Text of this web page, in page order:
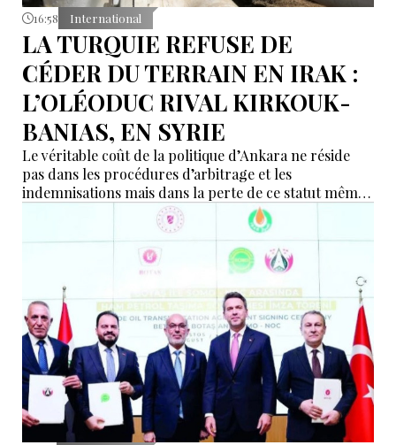
16:58 International
LA TURQUIE REFUSE DE
CÉDER DU TERRAIN EN IRAK :
L’OLÉODUC RIVAL KIRKOUK-
BANIAS, EN SYRIE
Le véritable coût de la politique d’Ankara ne réside
pas dans les procédures d’arbitrage et les
indemnisations mais dans la perte de ce statut même
d’« intermédiaire indispensable » que la Turquie a mis
des décennies à construire.